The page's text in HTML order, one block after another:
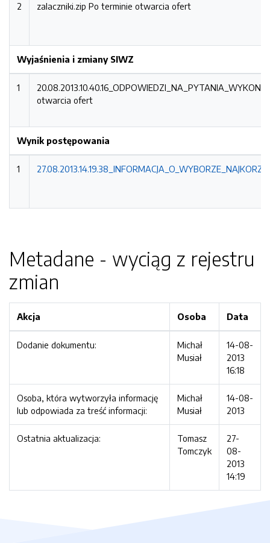
2 zalaczniki.zip Po terminie otwarcia ofert
Wyjaśnienia i zmiany SIWZ
1
otwarcia ofert
Wynik postępowania
1
Metadane - wyciąg z rejestru
zmian
Akcja Osoba Data
Dodanie dokumentu:
Michał
Musiał
14-08-
2013
16:18
Osoba, która wytworzyła informację
lub odpowiada za treść informacji:
Michał
Musiał
14-08-
2013
Ostatnia aktualizacja:
Tomasz
Tomczyk
27-
08-
2013
14:19